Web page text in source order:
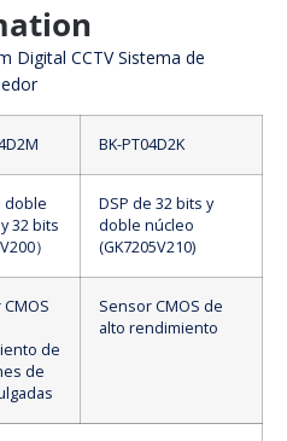
Digital CCTV Sistema de
BK-PT04D2K
doble
32 bits
）
DSP de 32 bits y
doble núcleo
(GK7205V210)
de
de
Sensor CMOS de
alto rendimiento